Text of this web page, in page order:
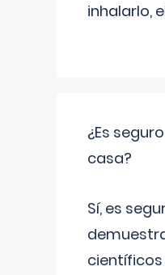
inhalarlo,
¿Es
casa?
Sí, es
científicos